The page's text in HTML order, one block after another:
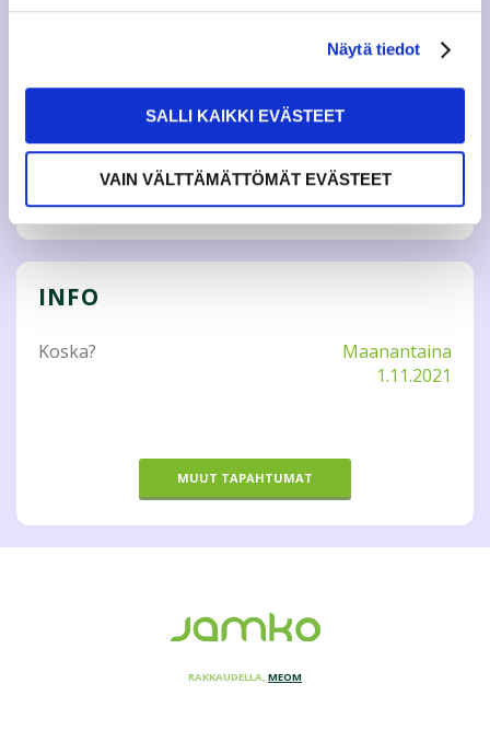
Näytä tiedot
SALLI KAIKKI EVÄSTEET
VAIN VÄLTTÄMÄTTÖMÄT EVÄSTEET
Tervetuloa mukaan syksyn tunnelmallisimpaan retkeen!
Lisätietoa: tapahtumat@jamko.fi
Tweet
INFO
Koska?
Maanantaina
1.11.2021
MUUT TAPAHTUMAT
RAKKAUDELLA, MEOM